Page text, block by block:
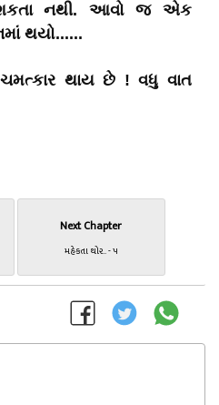
નથી. આવો જ એક
થયો......
થાય છે ! વધુ વાત
Next Chapter
મહેકતા થોર.. - ૫